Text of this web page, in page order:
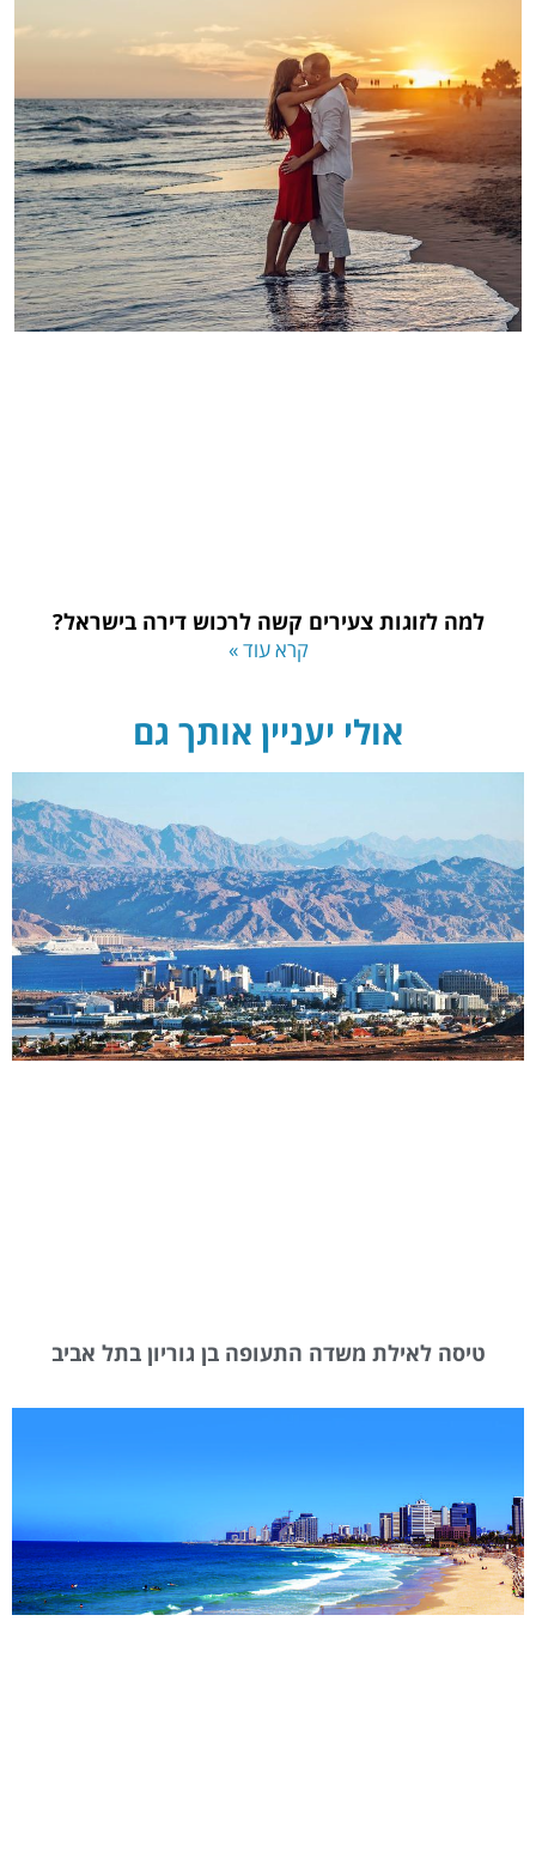
למה לזוגות צעירים קשה לרכוש דירה בישראל?
קרא עוד »
אולי יעניין אותך גם
טיסה לאילת משדה התעופה בן גוריון בתל אביב